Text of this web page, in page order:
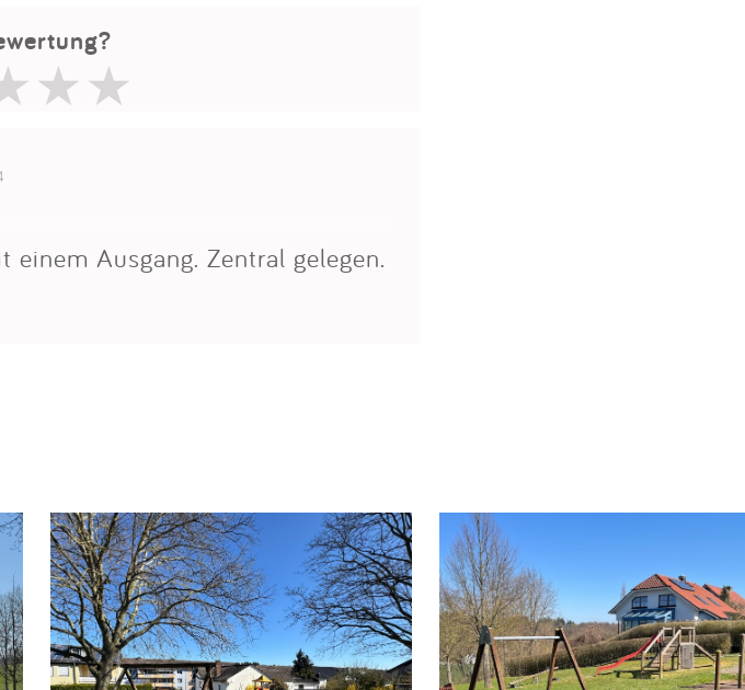
Ausgang. Zentral gelegen.